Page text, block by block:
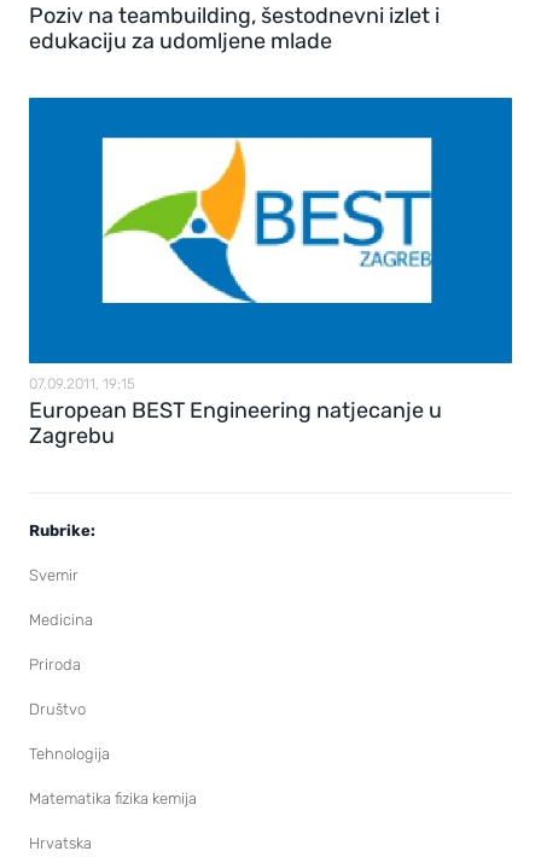
Poziv na teambuilding, šestodnevni izlet i
edukaciju za udomljene mlade
07.09.2011, 19:15
European BEST Engineering natjecanje u
Zagrebu
Rubrike:
Svemir
Medicina
Priroda
Društvo
Tehnologija
Matematika fizika kemija
Hrvatska